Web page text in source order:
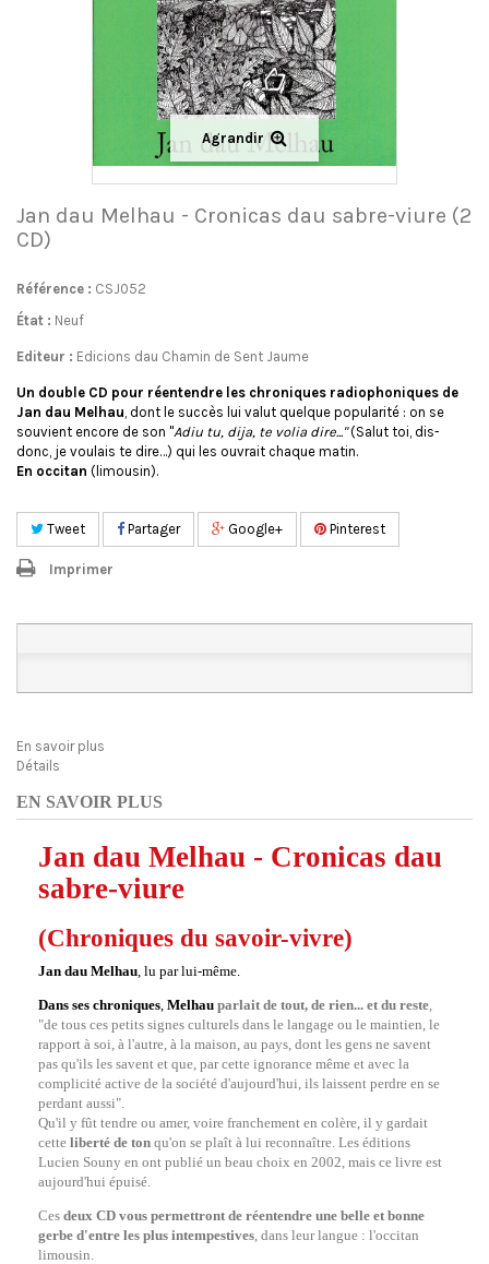
Agrandir
Jan dau Melhau - Cronicas dau sabre-viure (2
CD)
Référence : CSJ052
État : Neuf
Editeur : Edicions dau Chamin de Sent Jaume
Un double CD pour réentendre les chroniques radiophoniques de
Jan dau Melhau, dont le succès lui valut quelque popularité : on se
souvient encore de son "Adiu tu, dija, te volia dire..."(Salut toi, dis-
donc, je voulais te dire…) qui les ouvrait chaque matin.
En occitan (limousin).
Tweet Partager Google+ Pinterest
Imprimer
En savoir plus
Détails
EN SAVOIR PLUS
Jan dau Melhau - Cronicas dau
sabre-viure
(Chroniques du savoir-vivre)
Jan dau Melhau, lu par lui-même.
Dans ses chroniques, Melhau parlait de tout, de rien... et du reste,
"de tous ces petits signes culturels dans le langage ou le maintien, le
rapport à soi, à l'autre, à la maison, au pays, dont les gens ne savent
pas qu'ils les savent et que, par cette ignorance même et avec la
complicité active de la société d'aujourd'hui, ils laissent perdre en se
perdant aussi".
Qu'il y fût tendre ou amer, voire franchement en colère, il y gardait
cette liberté de ton qu'on se plaît à lui reconnaître. Les éditions
Lucien Souny en ont publié un beau choix en 2002, mais ce livre est
aujourd'hui épuisé.
Ces deux CD vous permettront de réentendre une belle et bonne
gerbe d'entre les plus intempestives, dans leur langue : l'occitan
limousin.